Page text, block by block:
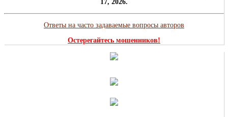
17, 2026.
Ответы на часто задаваемые вопросы авторов
Остерегайтесь мошенников!